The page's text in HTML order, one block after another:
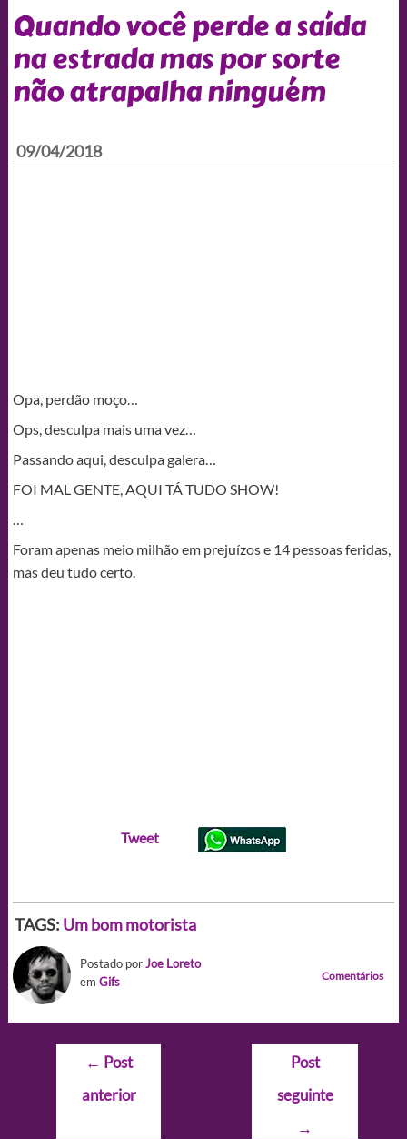
Quando você perde a saída
na estrada mas por sorte
não atrapalha ninguém
09/04/2018
Opa, perdão moço…
Ops, desculpa mais uma vez…
Passando aqui, desculpa galera…
FOI MAL GENTE, AQUI TÁ TUDO SHOW!
…
Foram apenas meio milhão em prejuízos e 14 pessoas feridas,
mas deu tudo certo.
Tweet
TAGS: Um bom motorista
Postado porJoe Loreto
em Gifs Comentários
Navegação
Post
← Post
anterior
Post
seguinte
→